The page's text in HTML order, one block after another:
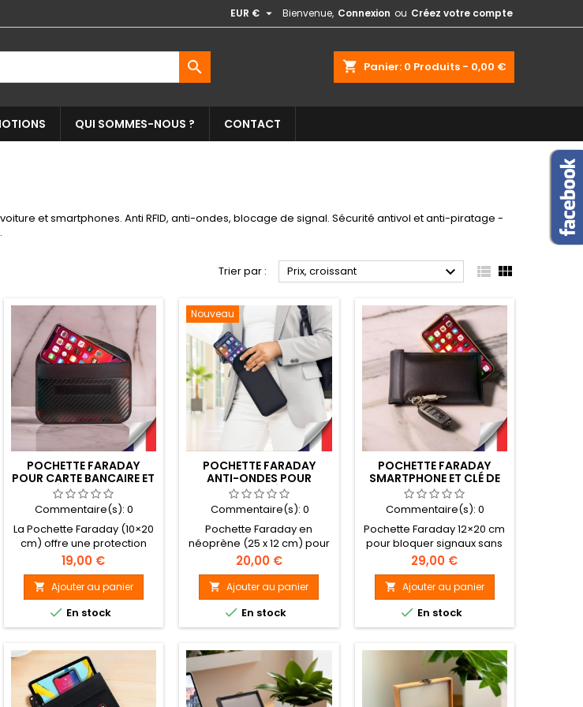
Bienvenue, Connexion ou Créez votre compte
EUR € 
shopping_cart Panier: 0 Produits - 0,00 €

QUI SOMMES-NOUS ? CONTACT
et smartphones. Anti RFID, anti-ondes, blocage de signal. Sécurité antivol et anti-piratage -
Trier par : Prix, croissant   
POCHETTE FARADAY
POUR CARTE BANCAIRE ET
CLÉ DE VOITURE
PROTECTION ANTI-
ONDES RFID
Commentaire(s):0
La Pochette Faraday (10×20
cm) offre une protection
complète contre les
signaux sans fil, sécurisant
vos appareils électroniques
contre le piratage, le suivi et
l'espionnage. Son blindage
en titane RF double couche
waterproof bloque appels,
SMS, WIFI, GPS, Bluetooth,
NFC et RFID. Idéale pour
cartes sans contact,
Prix
19,00 €
 Ajouter au panier
 En stock
Nouveau
POCHETTE FARADAY
ANTI-ONDES POUR
SMARTPHONES ÉTUI ANTI-
VOL MAGNÉTIQUE SANS
BASE, IDÉALE POUR
ÉCOLES ET
ÉTABLISSEMENTS
SCOLAIRES
Commentaire(s): 0
Pochette Faraday en
néoprène (25 x 12 cm) pour
smartphone, bloque les
ondes et sécurise l’appareil
grâce à sa fermeture
magnétique anti-vol. Idéale
pour écoles et
établissements scolaires,
démagnétisation
disponible.
Prix
20,00 €
 Ajouter au panier
 En stock
POCHETTE FARADAY
SMARTPHONE ET CLÉ DE
VOITURE ANTI-ONDE
Commentaire(s):0
Pochette Faraday 12×20 cm
pour bloquer signaux sans
fil (WiFi, Bluetooth, RFID) et
protéger vos appareils
électroniques. Idéale
contre le piratage et la
fraude d’identité.
Prix
29,00 €
 Ajouter au panier
 En stock